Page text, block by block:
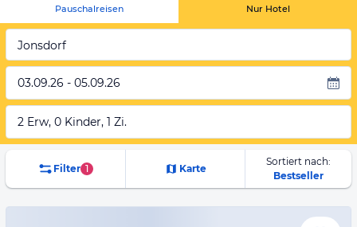
Pauschalreisen Nur Hotel
Jonsdorf
03.09.26 - 05.09.26
2 Erw, 0 Kinder, 1 Zi.
Filter 1 Karte
Sortiert nach:
Bestseller